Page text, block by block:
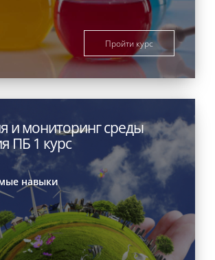
Пройти курс
и мониторинг среды
ПБ 1 курс
навыки